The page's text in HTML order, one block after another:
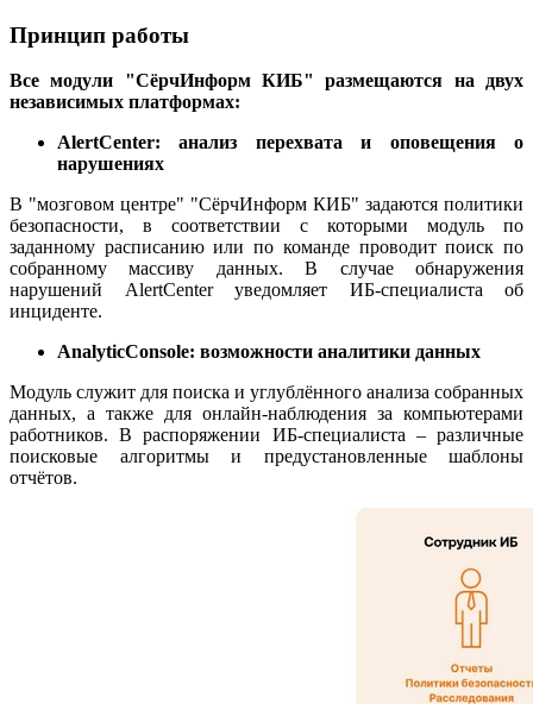
Принцип работы
Все модули "СёрчИнформ КИБ" размещаются на двух
независимых платформах:
AlertCenter: анализ перехвата и оповещения о
нарушениях
В "мозговом центре" "СёрчИнформ КИБ" задаются политики
безопасности, в соответствии с которыми модуль по
заданному расписанию или по команде проводит поиск по
собранному массиву данных. В случае обнаружения
нарушений AlertCenter уведомляет ИБ-специалиста об
инциденте.
AnalyticConsole: возможности аналитики данных
Модуль служит для поиска и углублённого анализа собранных
данных, а также для онлайн-наблюдения за компьютерами
работников. В распоряжении ИБ-специалиста – различные
поисковые алгоритмы и предустановленные шаблоны
отчётов.